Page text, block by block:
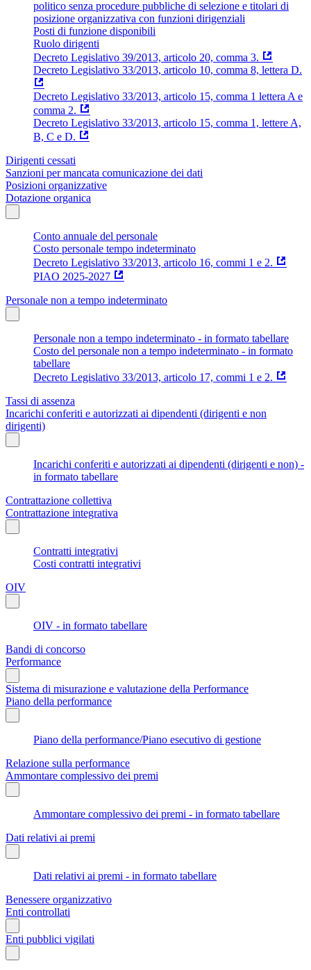
politico senza procedure pubbliche di selezione e titolari di
posizione organizzativa con funzioni dirigenziali
Posti di funzione disponibili
Ruolo dirigenti
Decreto Legislativo 39/2013, articolo 20, comma 3.
Decreto Legislativo 33/2013, articolo 10, comma 8, lettera D.
Decreto Legislativo 33/2013, articolo 15, comma 1 lettera A e
comma 2.
Decreto Legislativo 33/2013, articolo 15, comma 1, lettere A,
B, C e D.
Dirigenti cessati
Sanzioni per mancata comunicazione dei dati
Posizioni organizzative
Dotazione organica
Conto annuale del personale
Costo personale tempo indeterminato
Decreto Legislativo 33/2013, articolo 16, commi 1 e 2.
PIAO 2025-2027
Personale non a tempo indeterminato
Personale non a tempo indeterminato - in formato tabellare
Costo del personale non a tempo indeterminato - in formato
tabellare
Decreto Legislativo 33/2013, articolo 17, commi 1 e 2.
Tassi di assenza
Incarichi conferiti e autorizzati ai dipendenti (dirigenti e non
dirigenti)
Incarichi conferiti e autorizzati ai dipendenti (dirigenti e non) -
in formato tabellare
Contrattazione collettiva
Contrattazione integrativa
Contratti integrativi
Costi contratti integrativi
OIV
OIV - in formato tabellare
Bandi di concorso
Performance
Sistema di misurazione e valutazione della Performance
Piano della performance
Piano della performance/Piano esecutivo di gestione
Relazione sulla performance
Ammontare complessivo dei premi
Ammontare complessivo dei premi - in formato tabellare
Dati relativi ai premi
Dati relativi ai premi - in formato tabellare
Benessere organizzativo
Enti controllati
Enti pubblici vigilati